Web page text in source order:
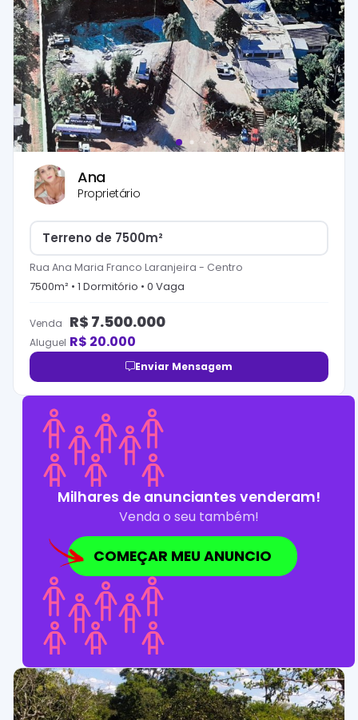
Ana
Proprietário
Terreno de 7500m²
Rua Ana Maria Franco Laranjeira - Centro
7500m² • 1 Dormitório • 0 Vaga
Venda R$ 7.500.000
Aluguel R$ 20.000
Enviar Mensagem
Milhares de anunciantes venderam!
Venda o seu também!
COMEÇAR MEU ANUNCIO